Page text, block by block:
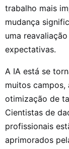
trabalho mais
mudança
uma
expectativas.
A IA está se
muitos campos,
otimização de
Cientistas de
profissionais
aprimorados